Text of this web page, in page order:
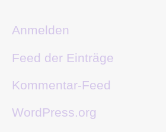
Anmelden
Feed der Einträge
Kommentar-Feed
WordPress.org